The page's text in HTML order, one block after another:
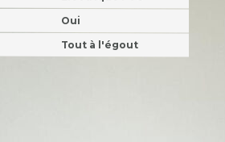
Oui
Tout à l'égout